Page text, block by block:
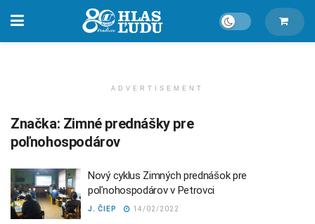
ADVERTISEMENT
Značka: Zimné prednášky pre
poľnohospodárov
Nový cyklus Zimných prednášok pre
poľnohospodárov v Petrovci
J. ČIEP 14/02/2022